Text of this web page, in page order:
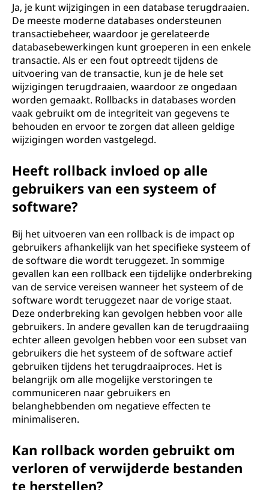
Ja, je kunt wijzigingen in een database terugdraaien.
De meeste moderne databases ondersteunen
transactiebeheer, waardoor je gerelateerde
databasebewerkingen kunt groeperen in een enkele
transactie. Als er een fout optreedt tijdens de
uitvoering van de transactie, kun je de hele set
wijzigingen terugdraaien, waardoor ze ongedaan
worden gemaakt. Rollbacks in databases worden
vaak gebruikt om de integriteit van gegevens te
behouden en ervoor te zorgen dat alleen geldige
wijzigingen worden vastgelegd.
Heeft rollback invloed op alle
gebruikers van een systeem of
software?
Bij het uitvoeren van een rollback is de impact op
gebruikers afhankelijk van het specifieke systeem of
de software die wordt teruggezet. In sommige
gevallen kan een rollback een tijdelijke onderbreking
van de service vereisen wanneer het systeem of de
software wordt teruggezet naar de vorige staat.
Deze onderbreking kan gevolgen hebben voor alle
gebruikers. In andere gevallen kan de terugdraaiing
echter alleen gevolgen hebben voor een subset van
gebruikers die het systeem of de software actief
gebruiken tijdens het terugdraaiproces. Het is
belangrijk om alle mogelijke verstoringen te
communiceren naar gebruikers en
belanghebbenden om negatieve effecten te
minimaliseren.
Kan rollback worden gebruikt om
verloren of verwijderde bestanden
te herstellen?